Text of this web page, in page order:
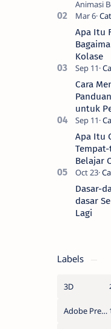
Animasi
Berkibar?
Negara
Apa Itu
Kolase
Cara
untuk
Apa Itu
Belajar
Dasar-
dasar
Lagi
Labels
3D
Adobe Premiere Pro